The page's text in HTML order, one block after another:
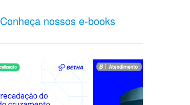
Conheça nossos e-books